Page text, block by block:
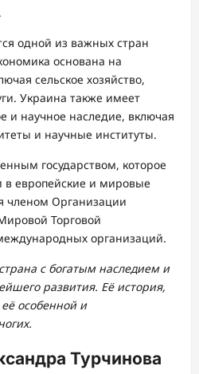
одной из важных стран
основана на
сельское хозяйство,
Украина также имеет
и научное наследие, включая
и научные институты.
государством, которое
в европейские и мировые
членом Организации
Торговой
организаций.
с богатым наследием и
развития. Её история,
особенной и
Турчинова